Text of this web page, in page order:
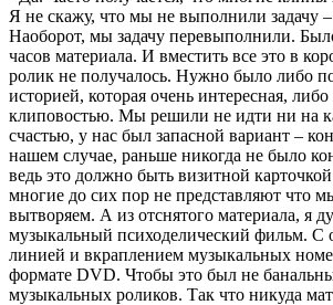
Я не скажу, что мы не выполнили задачу
Наоборот, мы задачу перевыполнили.
часов материала. И вместить все это в
ролик не получалось. Нужно было либо
историей, которая очень интересная,
клиповостью. Мы решили не идти ни на
счастью, у нас был запасной вариант –
нашем случае, раньше никогда не было
ведь это должно быть визитной
многие до сих пор не представляют что
вытворяем. А из отснятого материала, я
музыкальный психоделический фильм. С
линией и вкраплением музыкальных
формате DVD. Чтобы это был не
музыкальных роликов. Так что никуда